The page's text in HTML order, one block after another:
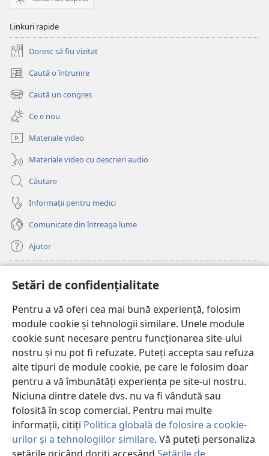
Setări de confidențialitate
Pentru a vă oferi cea mai bună experiență, folosim
module cookie și tehnologii similare. Unele module
cookie sunt necesare pentru funcționarea site-ului
nostru și nu pot fi refuzate. Puteți accepta sau refuza
alte tipuri de module cookie, pe care le folosim doar
pentru a vă îmbunătăți experiența pe site-ul nostru.
Niciuna dintre datele dvs. nu va fi vândută sau
folosită în scop comercial. Pentru mai multe
informații, citiți Politica globală de folosire a cookie-
urilor și a tehnologiilor similare. Vă puteți personaliza
Linkuri rapide
Doresc să fiu vizitat
Caută o întrunire
(se
deschide
o
fereastră
nouă)
Caută un congres
(se
deschide
o
fereastră
nouă)
Ce e nou
Materiale video
Materiale video cu descrieri audio
Căutare
Informații pentru medici
Comunicate din întreaga lume
Ajutor
(se
deschide
o
fereastră
nouă)
Watchtower – BIBLIOTECĂ ONLINE™
(se
deschide
o
fereastră
JW Hub ®
(se
deschide
o
fereastră
nouă)
JW Library®
Watchtower Library
Copyright© 2026 Watch Tower Bible and Tract Society of Pennsylvania.